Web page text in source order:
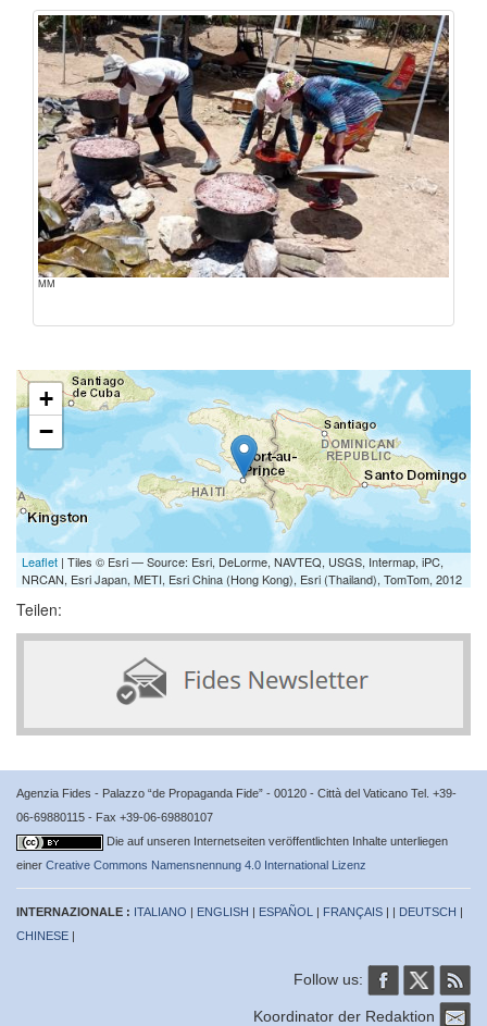
MM
+
−
Leaflet | Tiles © Esri — Source: Esri, DeLorme, NAVTEQ, USGS, Intermap, iPC,
NRCAN, Esri Japan, METI, Esri China (Hong Kong), Esri (Thailand), TomTom, 2012
Teilen:
Agenzia Fides - Palazzo “de Propaganda Fide” - 00120 - Città del Vaticano Tel. +39-
06-69880115 - Fax +39-06-69880107
Die auf unseren Internetseiten veröffentlichten Inhalte unterliegen
einer Creative Commons Namensnennung 4.0 International Lizenz
INTERNAZIONALE : ITALIANO | ENGLISH | ESPAÑOL | FRANÇAIS | | DEUTSCH |
CHINESE |
Follow us:
Koordinator der Redaktion